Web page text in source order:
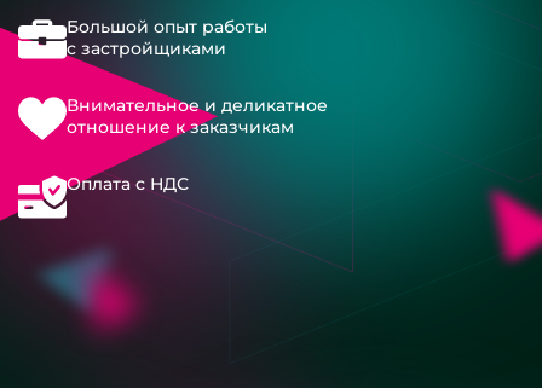
Большой опыт работы
с застройщиками
Внимательное и деликатное
отношение к заказчикам
Оплата с НДС